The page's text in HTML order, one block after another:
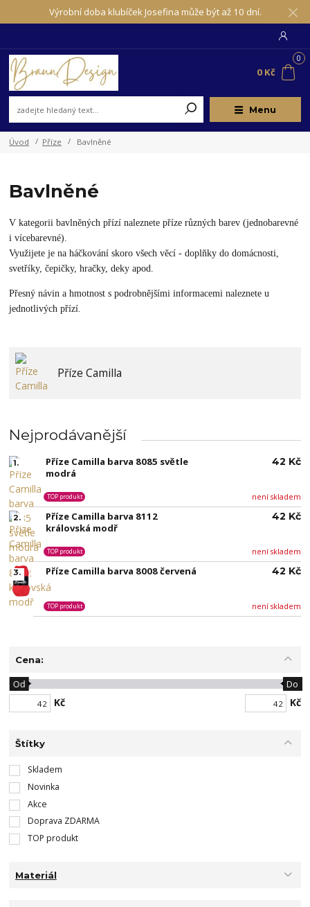
Výrobní doba klubíček Josefina může být až 10 dní.
Menu
0
0 Kč
Úvod Příze Bavlněné
Bavlněné
V kategorii bavlněných přízí naleznete příze různých barev (jednobarevné
i vícebarevné).
Využijete je na háčkování skoro všech věcí - doplňky do domácnosti,
svetříky, čepičky, hračky, deky apod.
Přesný návin a hmotnost s podrobnějšími informacemi naleznete u
jednotlivých přízí.
Příze Camilla
Nejprodávanější
1.
Příze Camilla barva 8085 světle
modrá
není skladem
TOP produkt
42 Kč
2.
Příze Camilla barva 8112
královská modř
není skladem
TOP produkt
42 Kč
3. Příze Camilla barva 8008 červená
není skladem
TOP produkt
42 Kč
Cena:
Kč
Od Do
Kč
Štítky
Skladem
Novinka
Akce
Doprava ZDARMA
TOP produkt
Materiál